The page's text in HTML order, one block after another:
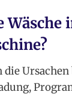
Wäsche
die Ursachen